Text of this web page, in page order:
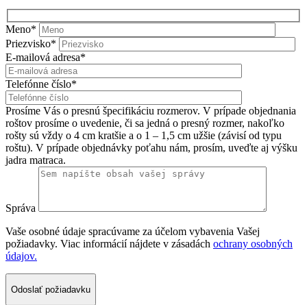
Meno*
Priezvisko*
E-mailová adresa*
Telefónne číslo*
Prosíme Vás o presnú špecifikáciu rozmerov. V prípade objednania
roštov prosíme o uvedenie, či sa jedná o presný rozmer, nakoľko
rošty sú vždy o 4 cm kratšie a o 1 – 1,5 cm užšie (závisí od typu
roštu). V prípade objednávky poťahu nám, prosím, uveďte aj výšku
jadra matraca.
Správa
Vaše osobné údaje spracúvame za účelom vybavenia Vašej
požiadavky. Viac informácií nájdete v zásadách ochrany osobných
údajov.
Odoslať požiadavku